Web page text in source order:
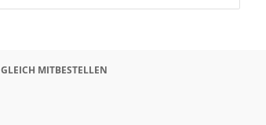
GLEICH MITBESTELLEN